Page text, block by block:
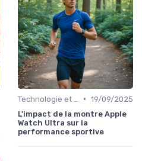
• 19/09/2025
L'impact de la montre Apple
Watch Ultra sur la
performance sportive